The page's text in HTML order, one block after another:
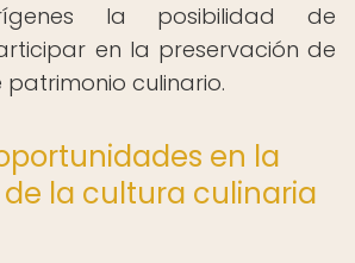
la posibilidad de
en la preservación de
culinario.
en la
la cultura culinaria